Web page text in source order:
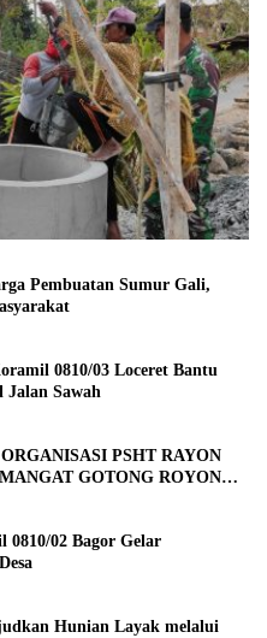
Pembuatan Sumur Gali,
0810/03 Loceret Bantu
Jalan Sawah
PSHT RAYON
GOTONG ROYONG
0810/02 Bagor Gelar
Hunian Layak melalui